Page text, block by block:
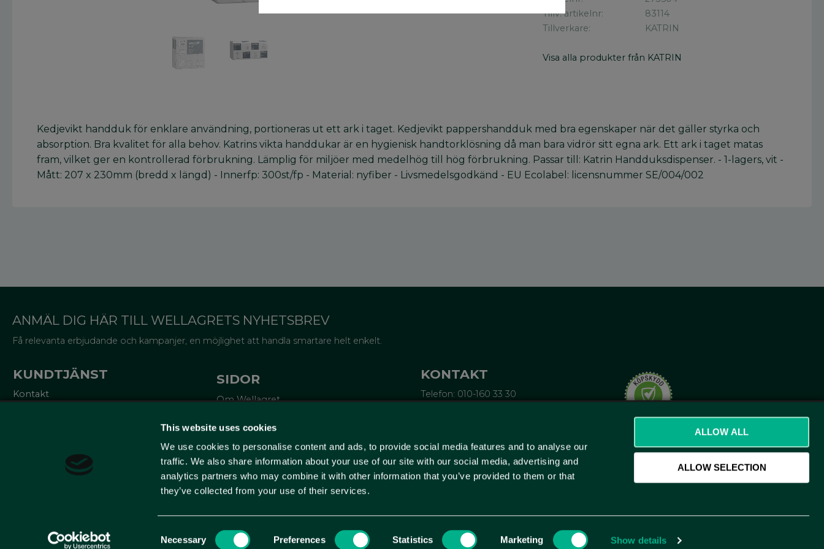
This website uses cookies
We use cookies to personalise content and ads, to provide social media features and to analyse our
traffic. We also share information about your use of our site with our social media, advertising and
analytics partners who may combine it with other information that you’ve provided to them or that
they’ve collected from your use of their services.
Selection
Necessary Preferences Statistics Marketing Show details
ALLOW ALL
ALLOW SELECTION
Tillv. artikelnr
83114
Tillverkare
KATRIN
Visa alla produkter från KATRIN
Kedjevikt handduk för enklare användning, portioneras ut ett ark i taget. Kedjevikt pappershandduk med bra egenskaper när det gäller styrka och
absorption. Bra kvalitet för alla behov. Katrins vikta handdukar är en hygienisk handtorklösning då man bara vidrör sitt egna ark. Ett ark i taget matas
fram, vilket ger en kontrollerad förbrukning. Lämplig för miljöer med medelhög till hög förbrukning. Passar till: Katrin Handduksdispenser. - 1-lagers, vit -
Mått: 207 x 230mm (bredd x längd) - Innerfp: 300st/fp - Material: nyfiber - Livsmedelsgodkänd - EU Ecolabel: licensnummer SE/004/002
ANMÄL DIG HÄR TILL WELLAGRETS NYHETSBREV
Få relevanta erbjudande och kampanjer, en möjlighet att handla smartare helt enkelt.
KUNDTJÄNST
Kontakt
SIDOR
Om Wellagret
Miljö och certifieringar
Om emballage
10% på ditt första köp
Lär dig mer
KONTAKT
Telefon: 010-160 33 30
Wellagret
Triangeln 4
211 43 Malmö
Sverige